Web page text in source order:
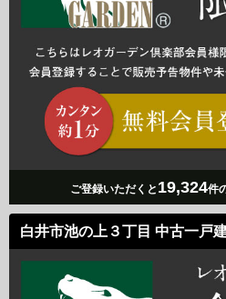
ご登録いただくと 19,324件
白井市池の上３丁目 中古一戸